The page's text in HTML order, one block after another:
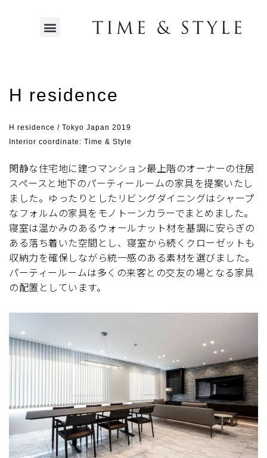
H residence
H residence / Tokyo Japan 2019
Interior coordinate: Time & Style
閑静な住宅地に建つマンション最上階のオーナーの住居
スペースと地下のパーティールームの家具を提案いたし
ました。ゆったりとしたリビングダイニングはシャープ
なフォルムの家具をモノトーンカラーでまとめました。
寝室は温かみのあるウォールナット材を基調に安らぎの
ある落ち着いた空間とし、寝室から続くクローゼットも
収納力を確保しながら統一感のある素材を選びました。
パーティールームは多くの来客との交友の場となる家具
の配置としています。